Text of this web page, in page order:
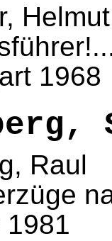
1968
Raul
1981